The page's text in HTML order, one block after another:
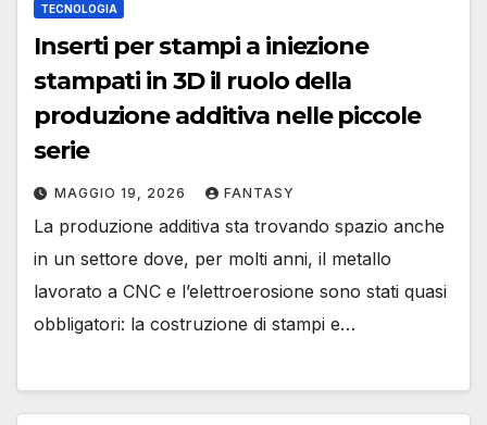
TECNOLOGIA
Inserti per stampi a iniezione
stampati in 3D il ruolo della
produzione additiva nelle piccole
serie
MAGGIO 19, 2026 FANTASY
La produzione additiva sta trovando spazio anche
in un settore dove, per molti anni, il metallo
lavorato a CNC e l’elettroerosione sono stati quasi
obbligatori: la costruzione di stampi e…